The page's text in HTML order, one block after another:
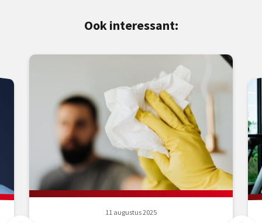
Ook interessant:
11 augustus 2025